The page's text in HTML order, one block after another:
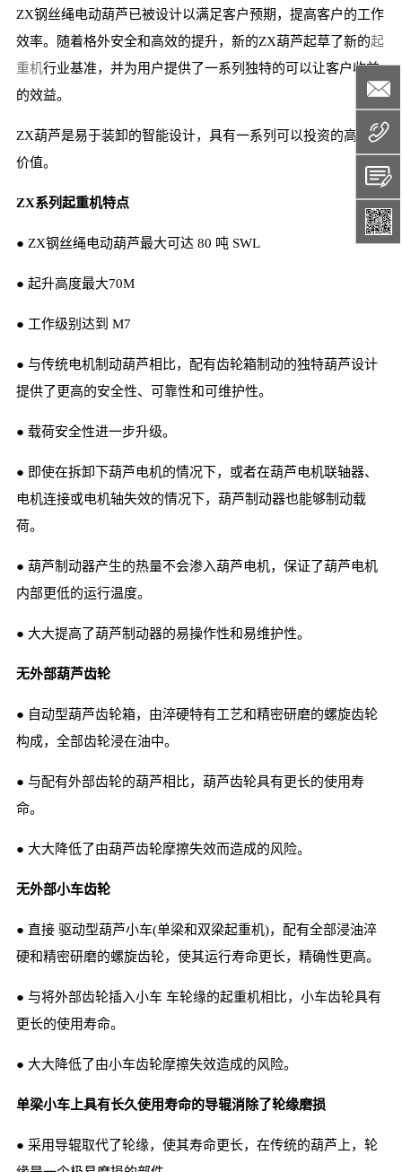
ZX钢丝绳电动葫芦已被设计以满足客户预期，提高客户的工作
效率。随着格外安全和高效的提升，新的ZX葫芦起草了新的起
重机行业基准，并为用户提供了一系列独特的可以让客户收益
的效益。
ZX葫芦是易于装卸的智能设计，具有一系列可以投资的高附加
价值。
ZX系列起重机特点
● ZX钢丝绳电动葫芦最大可达 80 吨 SWL
● 起升高度最大70M
● 工作级别达到 M7
● 与传统电机制动葫芦相比，配有齿轮箱制动的独特葫芦设计
提供了更高的安全性、可靠性和可维护性。
● 载荷安全性进一步升级。
● 即使在拆卸下葫芦电机的情况下，或者在葫芦电机联轴器、
电机连接或电机轴失效的情况下，葫芦制动器也能够制动载
荷。
● 葫芦制动器产生的热量不会渗入葫芦电机，保证了葫芦电机
内部更低的运行温度。
● 大大提高了葫芦制动器的易操作性和易维护性。
无外部葫芦齿轮
● 自动型葫芦齿轮箱，由淬硬特有工艺和精密研磨的螺旋齿轮
构成，全部齿轮浸在油中。
● 与配有外部齿轮的葫芦相比，葫芦齿轮具有更长的使用寿
命。
● 大大降低了由葫芦齿轮摩擦失效而造成的风险。
无外部小车齿轮
● 直接 驱动型葫芦小车(单梁和双梁起重机)，配有全部浸油淬
硬和精密研磨的螺旋齿轮，使其运行寿命更长，精确性更高。
● 与将外部齿轮插入小车 车轮缘的起重机相比，小车齿轮具有
更长的使用寿命。
● 大大降低了由小车齿轮摩擦失效造成的风险。
单梁小车上具有长久使用寿命的导辊消除了轮缘磨损
● 采用导辊取代了轮缘，使其寿命更长，在传统的葫芦上，轮